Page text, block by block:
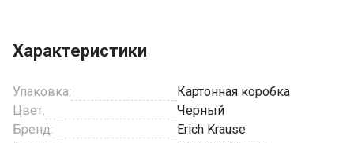
Характеристики
Упаковка:
Картонная коробка
Цвет:
Черный
Бренд:
Erich Krause